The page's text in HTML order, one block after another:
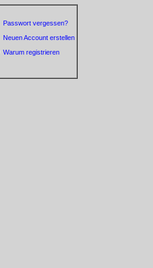
Passwort vergessen?
Neuen Account erstellen
Warum registrieren